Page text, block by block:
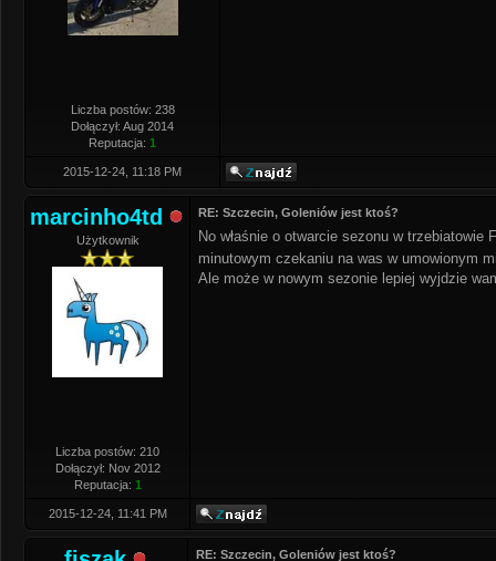
Liczba postów: 238
Dołączył: Aug 2014
Reputacja: 1
2015-12-24, 11:18 PM
marcinho4td
Użytkownik
Liczba postów: 210
Dołączył: Nov 2012
Reputacja: 1
RE: Szczecin, Goleniów jest ktoś?
No właśnie o otwarcie sezonu w
minutowym czekaniu na was w umowionym
Ale może w nowym sezonie lepiej wyjdzie
2015-12-24, 11:41 PM
RE: Szczecin, Goleniów jest ktoś?